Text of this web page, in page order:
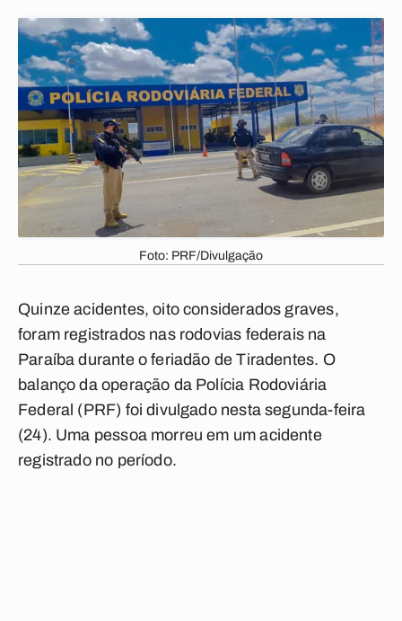
Foto: PRF/Divulgação
Quinze acidentes, oito considerados graves,
foram registrados nas rodovias federais na
Paraíba durante o feriadão de Tiradentes. O
balanço da operação da Polícia Rodoviária
Federal (PRF) foi divulgado nesta segunda-feira
(24). Uma pessoa morreu em um acidente
registrado no período.